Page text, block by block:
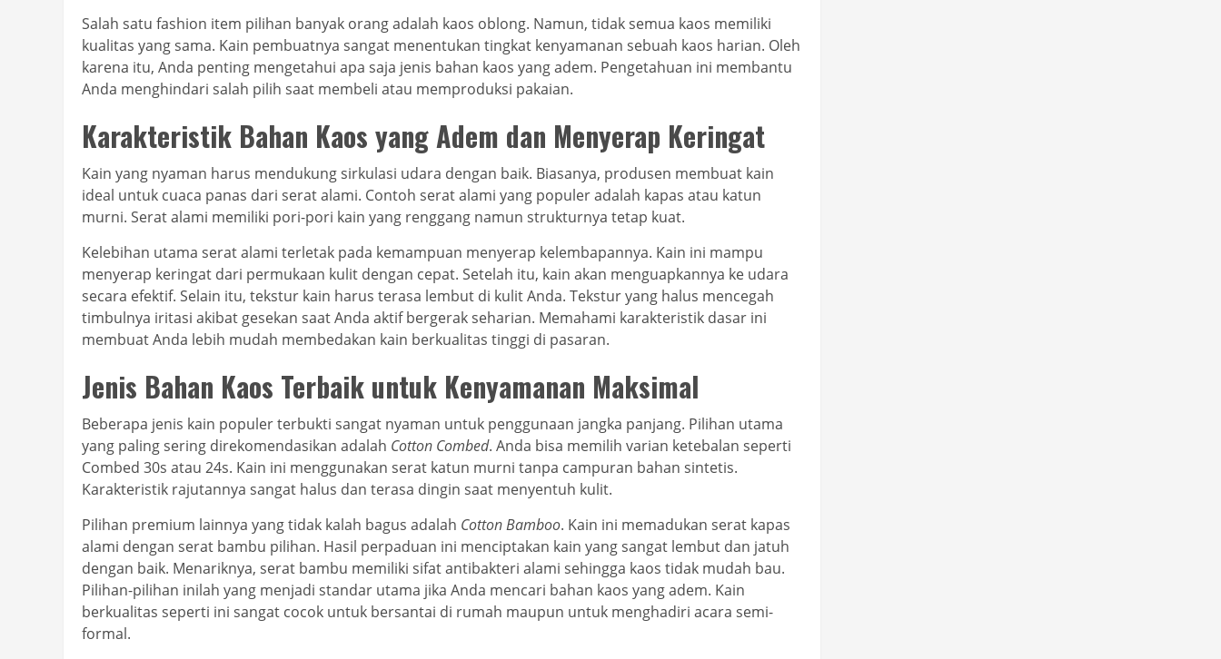
Salah satu fashion item pilihan banyak orang adalah kaos oblong. Namun, tidak semua kaos memiliki
kualitas yang sama. Kain pembuatnya sangat menentukan tingkat kenyamanan sebuah kaos harian. Oleh
karena itu, Anda penting mengetahui apa saja jenis bahan kaos yang adem. Pengetahuan ini membantu
Anda menghindari salah pilih saat membeli atau memproduksi pakaian.
Karakteristik Bahan Kaos yang Adem dan Menyerap Keringat
Kain yang nyaman harus mendukung sirkulasi udara dengan baik. Biasanya, produsen membuat kain
ideal untuk cuaca panas dari serat alami. Contoh serat alami yang populer adalah kapas atau katun
murni. Serat alami memiliki pori-pori kain yang renggang namun strukturnya tetap kuat.
Kelebihan utama serat alami terletak pada kemampuan menyerap kelembapannya. Kain ini mampu
menyerap keringat dari permukaan kulit dengan cepat. Setelah itu, kain akan menguapkannya ke udara
secara efektif. Selain itu, tekstur kain harus terasa lembut di kulit Anda. Tekstur yang halus mencegah
timbulnya iritasi akibat gesekan saat Anda aktif bergerak seharian. Memahami karakteristik dasar ini
membuat Anda lebih mudah membedakan kain berkualitas tinggi di pasaran.
Jenis Bahan Kaos Terbaik untuk Kenyamanan Maksimal
Beberapa jenis kain populer terbukti sangat nyaman untuk penggunaan jangka panjang. Pilihan utama
yang paling sering direkomendasikan adalah Cotton Combed. Anda bisa memilih varian ketebalan seperti
Combed 30s atau 24s. Kain ini menggunakan serat katun murni tanpa campuran bahan sintetis.
Karakteristik rajutannya sangat halus dan terasa dingin saat menyentuh kulit.
Pilihan premium lainnya yang tidak kalah bagus adalah Cotton Bamboo. Kain ini memadukan serat kapas
alami dengan serat bambu pilihan. Hasil perpaduan ini menciptakan kain yang sangat lembut dan jatuh
dengan baik. Menariknya, serat bambu memiliki sifat antibakteri alami sehingga kaos tidak mudah bau.
Pilihan-pilihan inilah yang menjadi standar utama jika Anda mencari bahan kaos yang adem. Kain
berkualitas seperti ini sangat cocok untuk bersantai di rumah maupun untuk menghadiri acara semi-
formal.